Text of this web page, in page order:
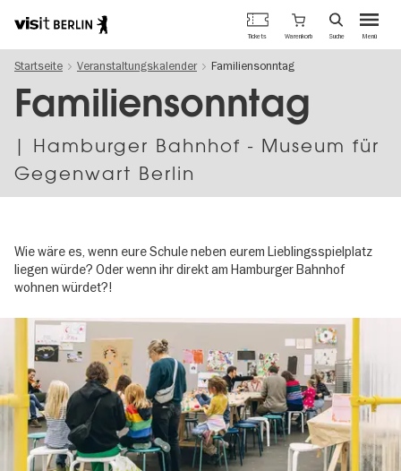
zum
Inhalt
Berlins
offizielles
Tourismusportal
Menü
Tickets Warenkorb Suche
Startseite Veranstaltungskalender Familiensonntag
Familiensonntag
| Hamburger Bahnhof - Museum für
Gegenwart Berlin
Wie wäre es, wenn eure Schule neben eurem Lieblingsspielplatz
liegen würde? Oder wenn ihr direkt am Hamburger Bahnhof
wohnen würdet?!
gallery